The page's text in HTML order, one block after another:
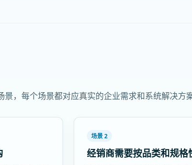
景，每个场景都对应真实的企业需求和系统解决方
场景 2
经销商需要按品类和规格